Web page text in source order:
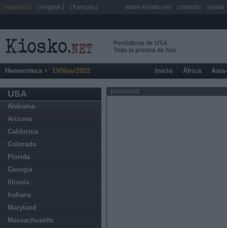
Periódicos de USA
Toda la prensa de hoy
Hemeroteca 19/May/2022 Inicio África
USA
Alabama
Arizona
California
Colorado
Florida
Georgia
Illinois
Indiana
Maryland
Massachusetts
publicidad
[ español ] [ english ] [ français ] sobre Kiosko.net contacto ayuda